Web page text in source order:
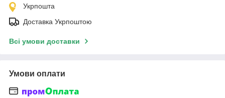
Укрпошта
Доставка Укрпоштою
Всі умови доставки
Умови оплати